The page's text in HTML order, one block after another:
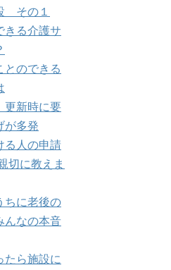
その１
きる介護サ
とのできる
新時に要
が多発
る人の申請
切に教えま
ちに老後の
んなの本音
たら施設に